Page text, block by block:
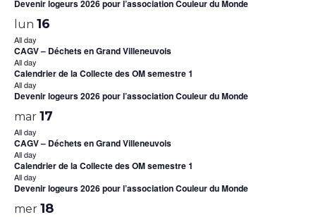
Devenir logeurs 2026 pour l’association Couleur du Monde
lun 16
All day
CAGV – Déchets en Grand Villeneuvois
All day
Calendrier de la Collecte des OM semestre 1
All day
Devenir logeurs 2026 pour l’association Couleur du Monde
mar 17
All day
CAGV – Déchets en Grand Villeneuvois
All day
Calendrier de la Collecte des OM semestre 1
All day
Devenir logeurs 2026 pour l’association Couleur du Monde
mer 18